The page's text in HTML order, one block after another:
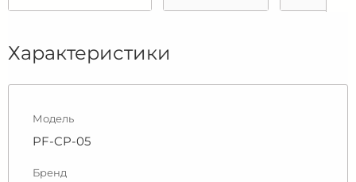
Характеристики
Модель
PF-CP-05
Бренд